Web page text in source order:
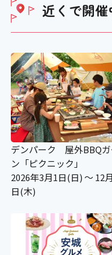
近くで開
デンパーク 屋外BBQ
ン「ピクニック」
2026年3月1日(日) ～ 12
日(木)